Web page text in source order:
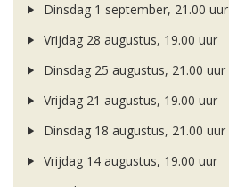
Dinsdag 1 september, 21.00 uur
Vrijdag 28 augustus, 19.00 uur
Dinsdag 25 augustus, 21.00 uur
Vrijdag 21 augustus, 19.00 uur
Dinsdag 18 augustus, 21.00 uur
Vrijdag 14 augustus, 19.00 uur